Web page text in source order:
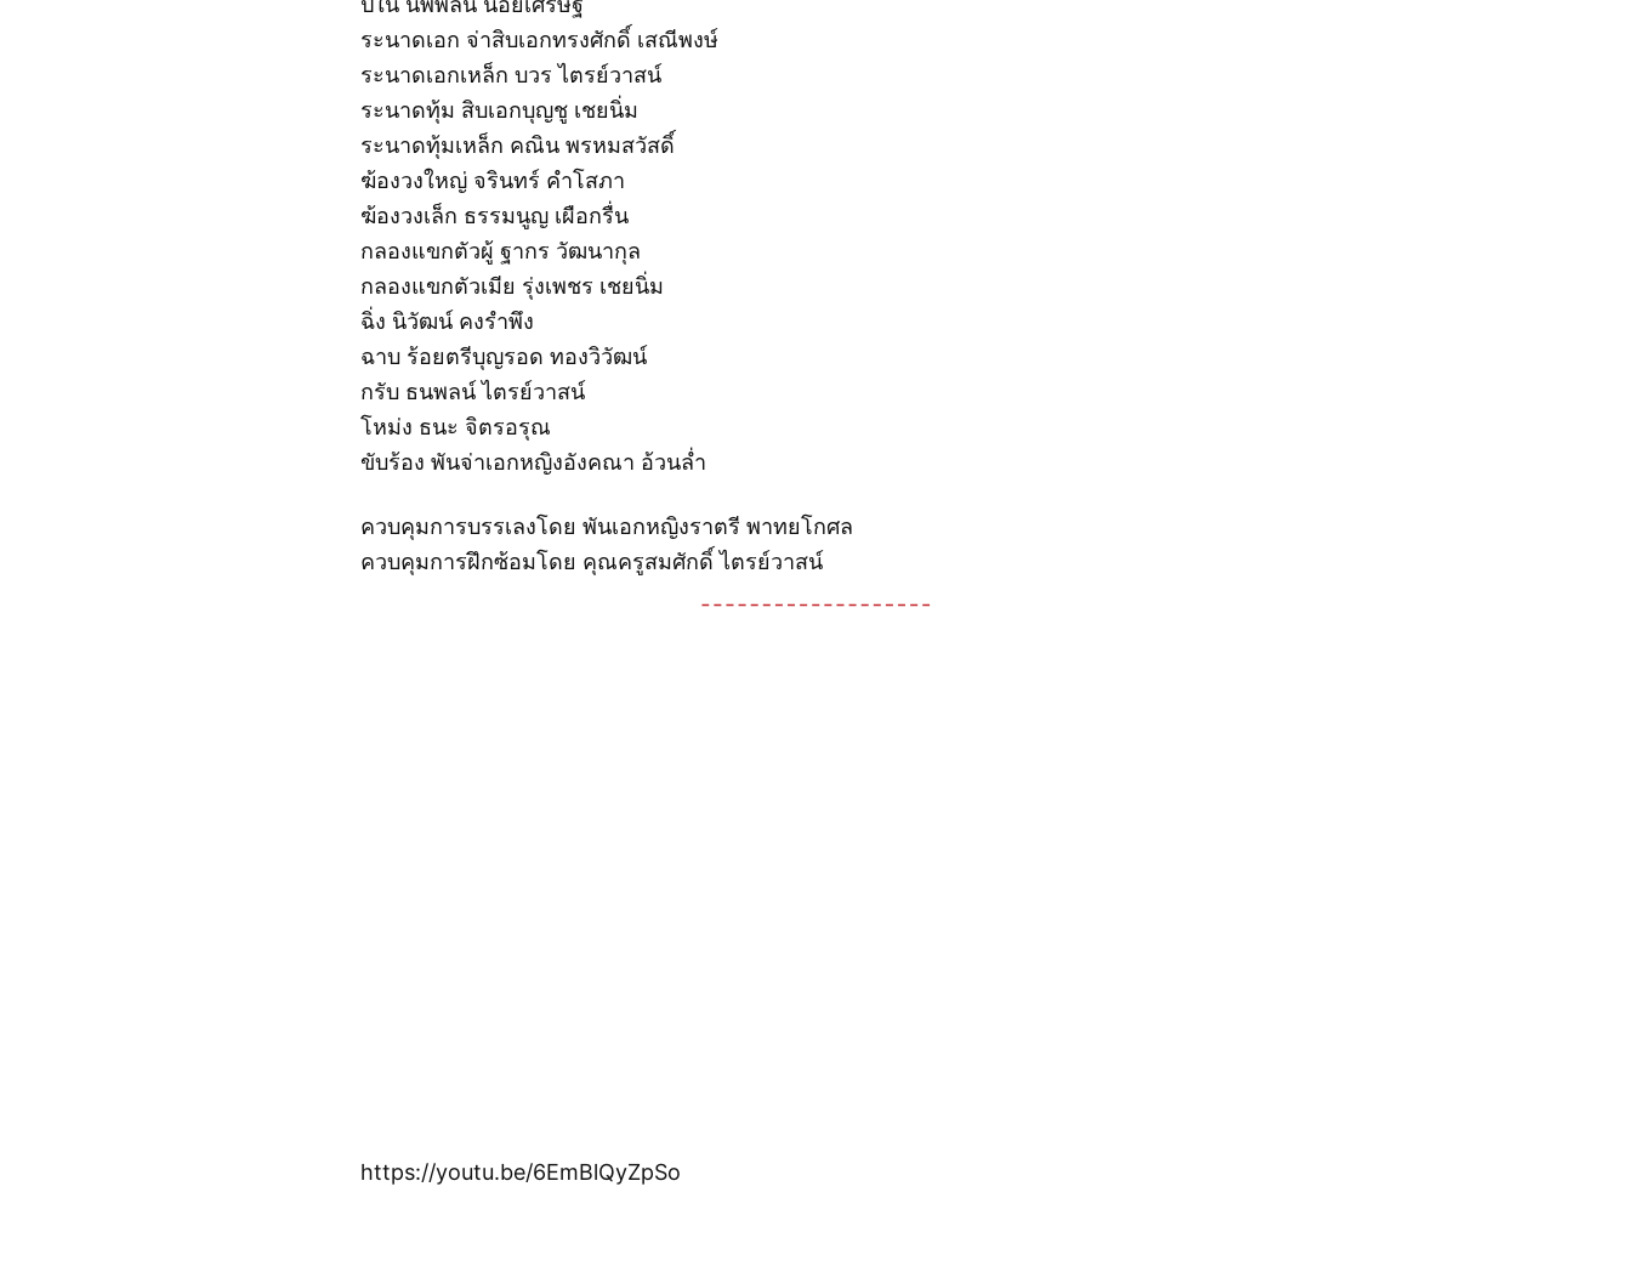
ระนาดเอก จ่าสิบเอกทรงศักดิ์ เสณีพงษ์
ระนาดเอกเหล็ก บวร ไตรย์วาสน์
ระนาดทุ้ม สิบเอกบุญชู เชยนิ่ม
ระนาดทุ้มเหล็ก คณิน พรหมสวัสดิ์
ฆ้องวงใหญ่ จรินทร์ คำโสภา
ฆ้องวงเล็ก ธรรมนูญ เผือกรื่น
กลองแขกตัวผู้ ฐากร วัฒนากุล
กลองแขกตัวเมีย รุ่งเพชร เชยนิ่ม
ฉิ่ง นิวัฒน์ คงรำพึง
ฉาบ ร้อยตรีบุญรอด ทองวิวัฒน์
กรับ ธนพลน์ ไตรย์วาสน์
โหม่ง ธนะ จิตรอรุณ
ขับร้อง พันจ่าเอกหญิงอังคณา อ้วนล่ำ
ควบคุมการบรรเลงโดย พันเอกหญิงราตรี พาทยโกศล
ควบคุมการฝึกซ้อมโดย คุณครูสมศักดิ์ ไตรย์วาสน์
https://youtu.be/6EmBlQyZpSo